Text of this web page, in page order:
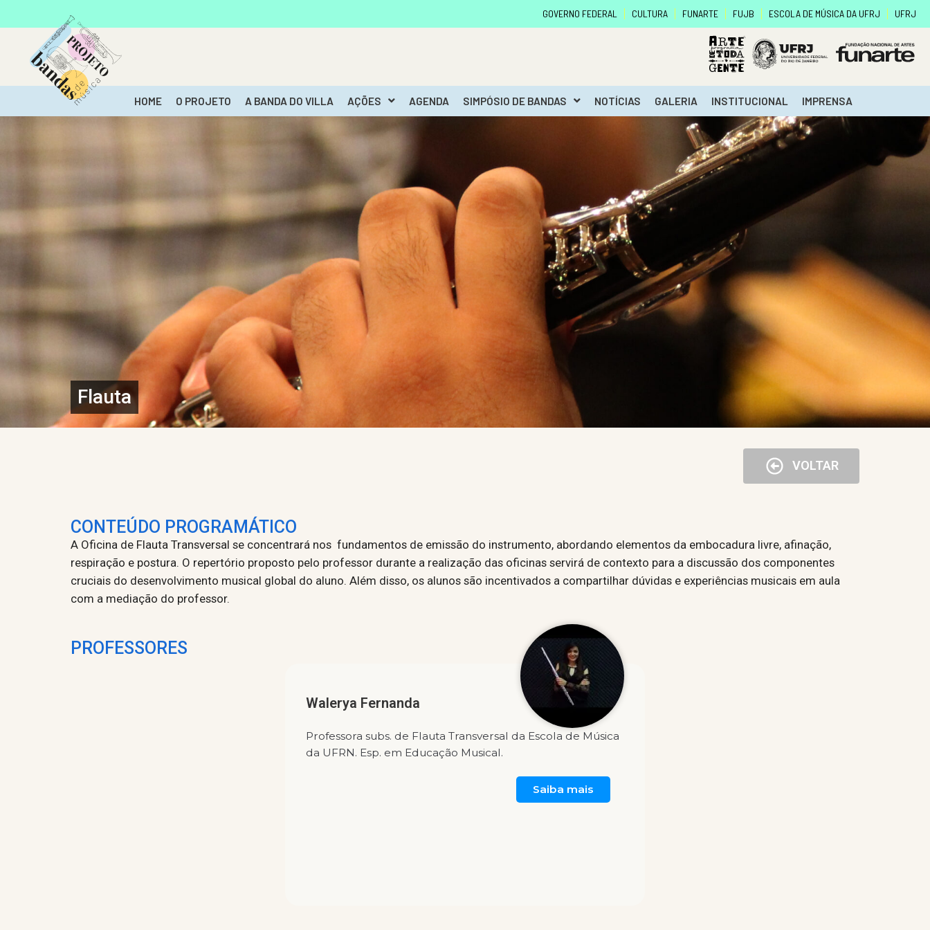
GOVERNO FEDERAL CULTURA FUNARTE FUJB ESCOLA DE MÚSICA DA UFRJ UFRJ
HOME O PROJETO A BANDA DO VILLA AÇÕES AGENDA SIMPÓSIO DE BANDAS NOTÍCIAS GALERIA INSTITUCIONAL IMPRENSA
Flauta
VOLTAR
CONTEÚDO PROGRAMÁTICO
A Oficina de Flauta Transversal se concentrará nos fundamentos de emissão do instrumento, abordando elementos da embocadura livre, afinação,
respiração e postura. O repertório proposto pelo professor durante a realização das oficinas servirá de contexto para a discussão dos componentes
cruciais do desenvolvimento musical global do aluno. Além disso, os alunos são incentivados a compartilhar dúvidas e experiências musicais em aula
com a mediação do professor.
PROFESSORES
Walerya Fernanda
Professora subs. de Flauta Transversal da Escola de Música
da UFRN. Esp. em Educação Musical.
Saiba mais